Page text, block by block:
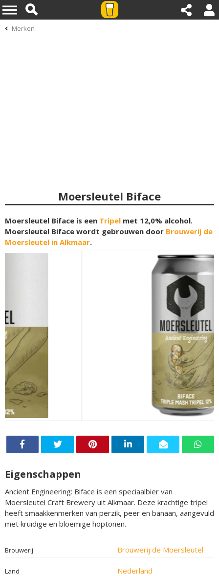
Merken
Moersleutel Biface
Moersleutel Biface is een Tripel met 12,0% alcohol.
Moersleutel Biface wordt gebrouwen door Brouwerij de
Moersleutel in Alkmaar.
Eigenschappen
Ancient Engineering: Biface is een speciaalbier van
Moersleutel Craft Brewery uit Alkmaar. Deze krachtige tripel
heeft smaakkenmerken van perzik, peer en banaan, aangevuld
met kruidige en bloemige hoptonen.
Brouwerij Brouwerij de Moersleutel
Land Nederland